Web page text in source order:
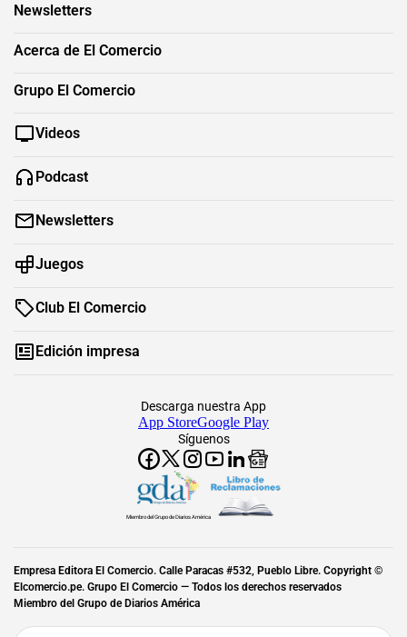
Newsletters
Acerca de El Comercio
Grupo El Comercio
Videos
Podcast
Newsletters
Juegos
Club El Comercio
Edición impresa
Síguenos
Descarga nuestra App
App StoreGoogle Play
Miembro del Grupo de Diarios América
Empresa Editora El Comercio. Calle Paracas #532, Pueblo Libre. Copyright ©
Elcomercio.pe. Grupo El Comercio — Todos los derechos reservados
Miembro del Grupo de Diarios América